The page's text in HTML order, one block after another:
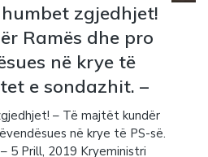
zgjedhjet!
Ramës dhe pro
në krye të
e sondazhit. –
– Të majtët kundër
në krye të PS-së.
5 Prill, 2019 Kryeministri